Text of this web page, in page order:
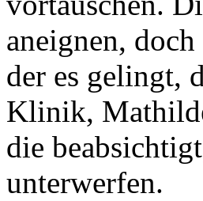
aneignen,
der es gelingt,
Klinik,
die
unterwerfen.